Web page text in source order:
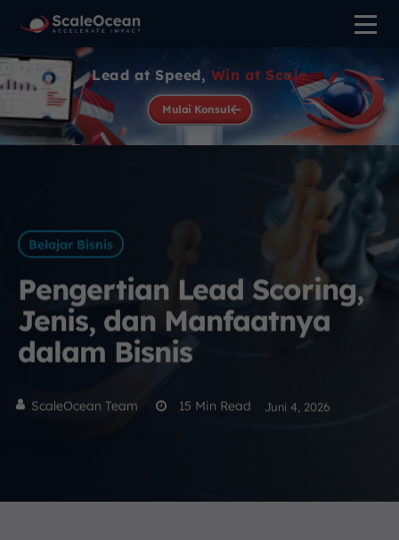
Lead at Speed, Win at Scale
Mulai Konsul
Belajar Bisnis
Pengertian Lead Scoring,
Jenis, dan Manfaatnya
dalam Bisnis
ScaleOcean Team 15 Min Read Juni 4, 2026